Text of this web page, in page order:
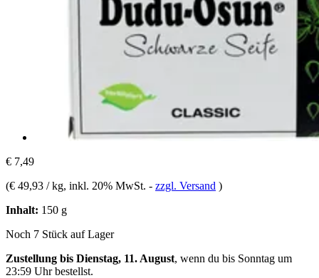
€ 7,49
(€ 49,93 / kg, inkl. 20% MwSt. - zzgl. Versand )
Inhalt: 150 g
Noch 7 Stück auf Lager
Zustellung bis Dienstag, 11. August, wenn du bis Sonntag um
23:59 Uhrbestellst.